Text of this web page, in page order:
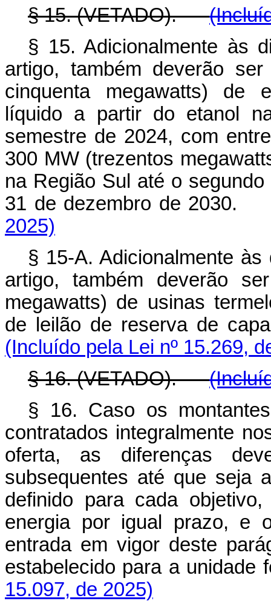
§ 15. (VETADO).
§ 15. Adicionalmente às
artigo, também deverão
cinquenta megawatts) de
líquido a partir do etanol
semestre de 2024, com
300 MW (trezentos
na Região Sul até o
31 de dezembro de 2030.
2025)
§ 15-A. Adicionalmente
artigo, também deverão
megawatts) de usinas
de leilão de reserva de
(Incluído pela Lei nº 15.269,
§ 16. (VETADO).
§ 16. Caso os
contratados integralmente
oferta, as diferenças
subsequentes até que seja
definido para cada
energia por igual prazo, e
entrada em vigor deste
estabelecido para a
15.097, de 2025)